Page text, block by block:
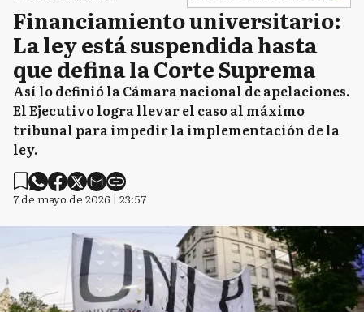
Financiamiento universitario:
La ley está suspendida hasta
que defina la Corte Suprema
Así lo definió la Cámara nacional de apelaciones.
El Ejecutivo logra llevar el caso al máximo
tribunal para impedir la implementación de la
ley.
7 de mayo de 2026 | 23:57